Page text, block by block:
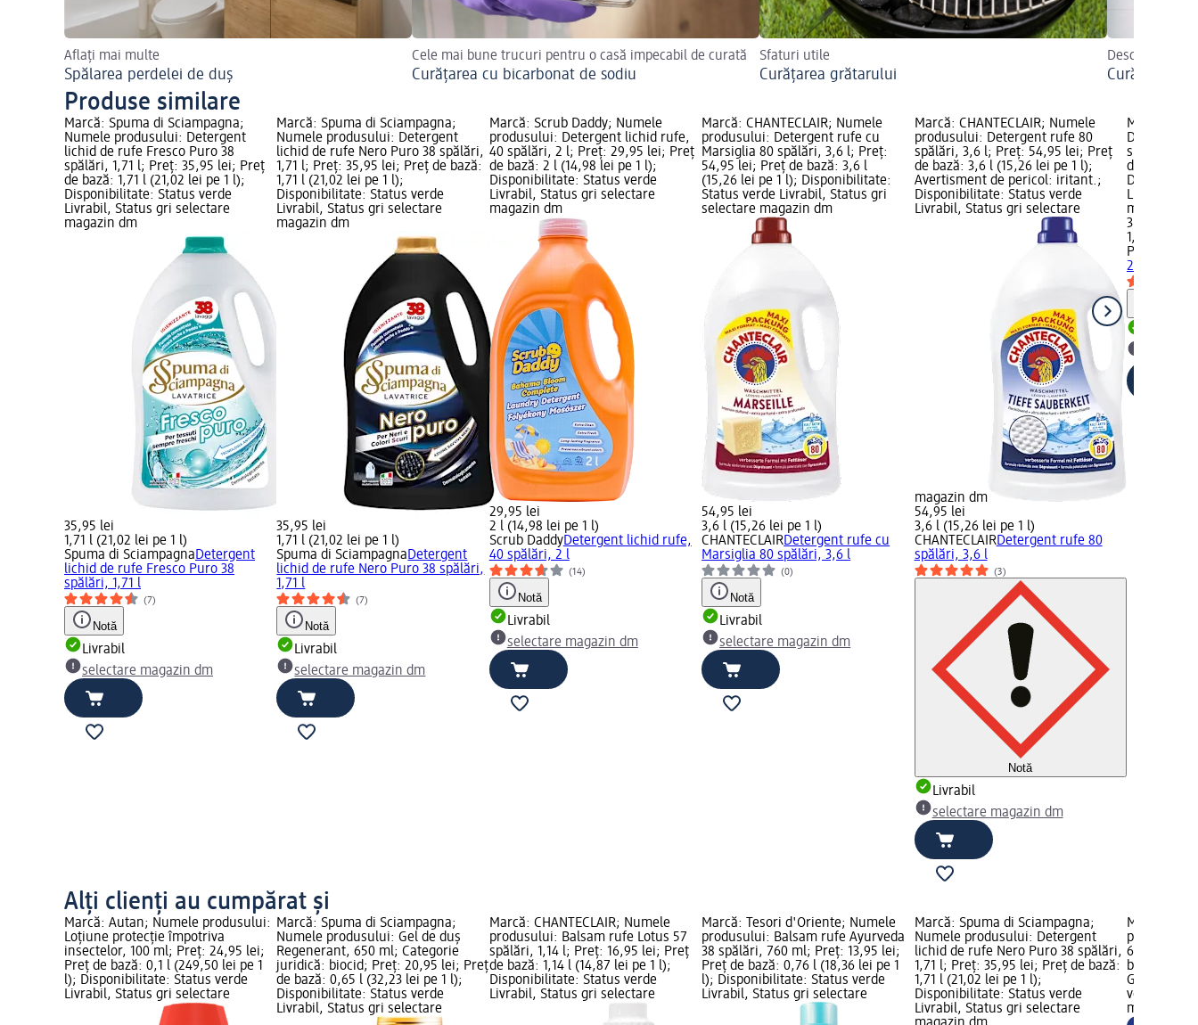
Aflați mai multe
Spălarea perdelei de duș
Cele mai bune trucuri pentru o casă impecabil de curată
Curățarea cu bicarbonat de sodiu
Sfaturi utile
Curățarea grătarului
Descoperiți
Curățarea
Produse similare
Marcă: Spuma di Sciampagna;
Numele produsului: Detergent
lichid de rufe Fresco Puro 38
spălări, 1,71 l; Preț: 35,95 lei; Preț
de bază: 1,71 l (21,02 lei pe 1 l);
Disponibilitate: Status verde
Livrabil, Status gri selectare
magazin dm
35,95 lei
1,71 l (21,02 lei pe 1 l)
Spuma di SciampagnaDetergent
lichid de rufe Fresco Puro 38
spălări, 1,71 l
(7)
Notă
Livrabil
selectare magazin dm
Marcă: Spuma di Sciampagna;
Numele produsului: Detergent
lichid de rufe Nero Puro 38 spălări,
1,71 l; Preț: 35,95 lei; Preț de bază:
1,71 l (21,02 lei pe 1 l);
Disponibilitate: Status verde
Livrabil, Status gri selectare
magazin dm
35,95 lei
1,71 l (21,02 lei pe 1 l)
Spuma di SciampagnaDetergent
lichid de rufe Nero Puro 38 spălări,
1,71 l
(7)
Notă
Livrabil
selectare magazin dm
Marcă: Scrub Daddy; Numele
produsului: Detergent lichid rufe,
40 spălări, 2 l; Preț: 29,95 lei; Preț
de bază: 2 l (14,98 lei pe 1 l);
Disponibilitate: Status verde
Livrabil, Status gri selectare
magazin dm
29,95 lei
2 l (14,98 lei pe 1 l)
Scrub DaddyDetergent lichid rufe,
40 spălări, 2 l
(14)
Notă
Livrabil
selectare magazin dm
Marcă: CHANTECLAIR; Numele
produsului: Detergent rufe cu
Marsiglia 80 spălări, 3,6 l; Preț:
54,95 lei; Preț de bază: 3,6 l
(15,26 lei pe 1 l); Disponibilitate:
Status verde Livrabil, Status gri
selectare magazin dm
54,95 lei
3,6 l (15,26 lei pe 1 l)
CHANTECLAIRDetergent rufe cu
Marsiglia 80 spălări, 3,6 l
(0)
Notă
Livrabil
selectare magazin dm
Marcă: CHANTECLAIR; Numele
produsului: Detergent rufe 80
spălări, 3,6 l; Preț: 54,95 lei; Preț
de bază: 3,6 l (15,26 lei pe 1 l);
Avertisment de pericol: iritant.;
Disponibilitate: Status verde
Livrabil, Status gri selectare
magazin dm
54,95 lei
3,6 l (15,26 lei pe 1 l)
CHANTECLAIRDetergent rufe 80
spălări, 3,6 l
(3)
Notă
Livrabil
selectare magazin dm
Marcă:
Detergent
spălări, 1,6
de bază:
Livrabil,
magazin
35,95 lei
1,16 l
Planet
20 spălări,
Alți clienți au cumpărat și
Marcă: Autan; Numele produsului:
Loțiune protecție împotriva
insectelor, 100 ml; Preț: 24,95 lei;
Preț de bază: 0,1 l (249,50 lei pe 1
l); Disponibilitate: Status verde
Livrabil, Status gri selectare
Marcă: Spuma di Sciampagna;
Numele produsului: Gel de duș
Regenerant, 650 ml; Categorie
juridică: biocid; Preț: 20,95 lei; Preț
de bază: 0,65 l (32,23 lei pe 1 l);
Disponibilitate: Status verde
Livrabil, Status gri selectare
Marcă: CHANTECLAIR; Numele
produsului: Balsam rufe Lotus 57
spălări, 1,14 l; Preț: 16,95 lei; Preț
de bază: 1,14 l (14,87 lei pe 1 l);
Disponibilitate: Status verde
Livrabil, Status gri selectare
Marcă: Tesori d'Oriente; Numele
produsului: Balsam rufe Ayurveda
38 spălări, 760 ml; Preț: 13,95 lei;
Preț de bază: 0,76 l (18,36 lei pe 1
l); Disponibilitate: Status verde
Livrabil, Status gri selectare
Marcă: Spuma di Sciampagna;
Numele produsului: Detergent
lichid de rufe Nero Puro 38 spălări,
1,71 l; Preț: 35,95 lei; Preț de bază:
1,71 l (21,02 lei pe 1 l);
Disponibilitate: Status verde
Livrabil, Status gri selectare
Marcă:
produsului:
650 ml;
bază: 0,65
Grafică
verde
magazin